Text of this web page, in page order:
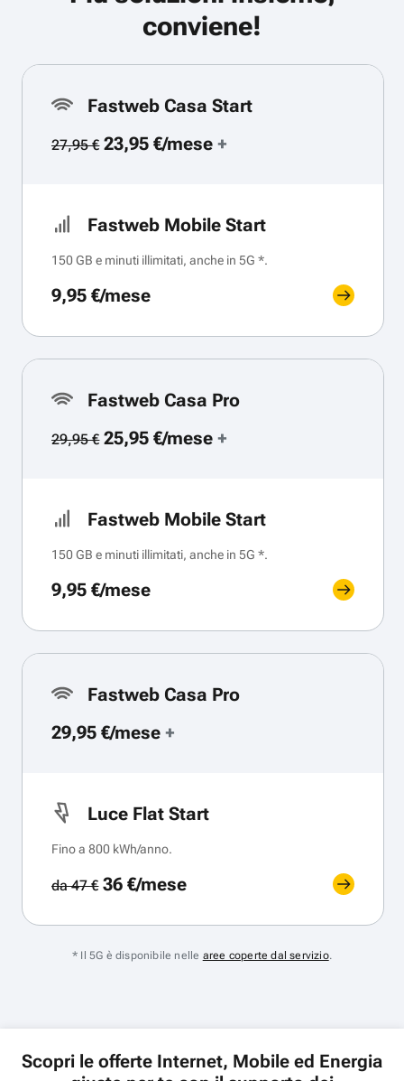
conviene!
Fastweb Casa Start
27,95 €23,95 €/mese+
Fastweb Mobile Start
150 GB e minuti illimitati, anche in 5G *.
9,95 €/mese
Fastweb Casa Pro
29,95 €25,95 €/mese+
Fastweb Mobile Start
150 GB e minuti illimitati, anche in 5G *.
9,95 €/mese
Fastweb Casa Pro
29,95 €/mese +
Luce Flat Start
Fino a 800 kWh/anno.
da 47 €36 €/mese
* Il 5G è disponibile nelle aree coperte dal servizio.
Scopri le offerte Internet, Mobile ed Energia